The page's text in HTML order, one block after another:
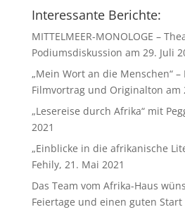
Interessante Berichte:
MITTELMEER-MONOLOGE –
Podiumsdiskussion am 29. Juli
„Mein Wort an die Menschen“ –
Filmvortrag und Originalton am
„Lesereise durch Afrika“ mit
2021
„Einblicke in die afrikanische
Fehily, 21. Mai 2021
Das Team vom Afrika-Haus
Feiertage und einen guten Start